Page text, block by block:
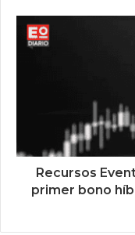
Recursos
primer bono